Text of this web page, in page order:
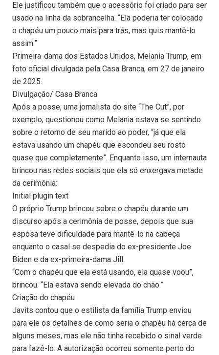
Ele justificou também que o acessório foi criado para ser
usado na linha da sobrancelha. “Ela poderia ter colocado
o chapéu um pouco mais para trás, mas quis mantê-lo
assim.”
Primeira-dama dos Estados Unidos, Melania Trump, em
foto oficial divulgada pela Casa Branca, em 27 de janeiro
de 2025.
Divulgação/ Casa Branca
Após a posse, uma jornalista do site “The Cut”, por
exemplo, questionou como Melania estava se sentindo
sobre o retorno de seu marido ao poder, “já que ela
estava usando um chapéu que escondeu seu rosto
quase que completamente”. Enquanto isso, um internauta
brincou nas redes sociais que ela só enxergava metade
da cerimônia:
Initial plugin text
O próprio Trump brincou sobre o chapéu durante um
discurso após a cerimônia de posse, depois que sua
esposa teve dificuldade para mantê-lo na cabeça
enquanto o casal se despedia do ex-presidente Joe
Biden e da ex-primeira-dama Jill.
“Com o chapéu que ela está usando, ela quase voou”,
brincou. “Ela estava sendo elevada do chão.”
Criação do chapéu
Javits contou que o estilista da família Trump enviou
para ele os detalhes de como seria o chapéu há cerca de
alguns meses, mas ele não tinha recebido o sinal verde
para fazê-lo. A autorização ocorreu somente perto do